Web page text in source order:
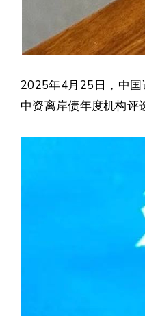
2025年4月25日，中
中资离岸债年度机构评